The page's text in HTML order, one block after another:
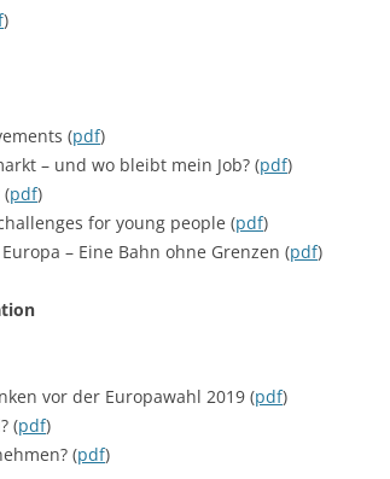
)
(pdf)
– und wo bleibt mein Job? (pdf)
(pdf)
for young people (pdf)
– Eine Bahn ohne Grenzen (pdf)
vor der Europawahl 2019 (pdf)
(pdf)
(pdf)